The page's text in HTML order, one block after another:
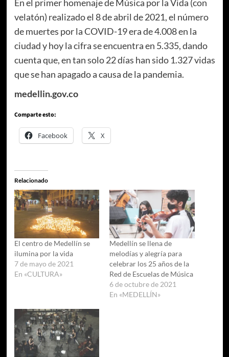
En el primer homenaje de Música por la Vida (con
velatón) realizado el 8 de abril de 2021, el número
de muertes por la COVID-19 era de 4.008 en la
ciudad y hoy la cifra se encuentra en 5.335, dando
cuenta que, en tan solo 22 días han sido 1.327 vidas
que se han apagado a causa de la pandemia.
medellin.gov.co
Comparte esto:
Facebook X
Relacionado
El centro de Medellín se
ilumina por la vida
7 de mayo de 2021
En «CULTURA»
Medellín se llena de
melodías y alegría para
celebrar los 25 años de la
Red de Escuelas de Música
6 de octubre de 2021
En «MEDELLÍN»